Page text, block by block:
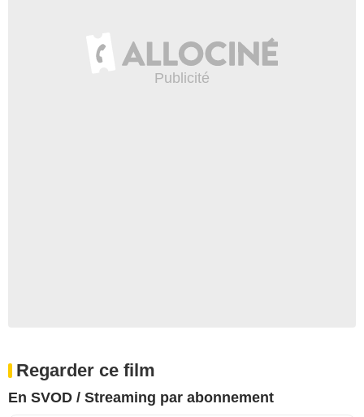
Regarder ce film
En SVOD / Streaming par abonnement